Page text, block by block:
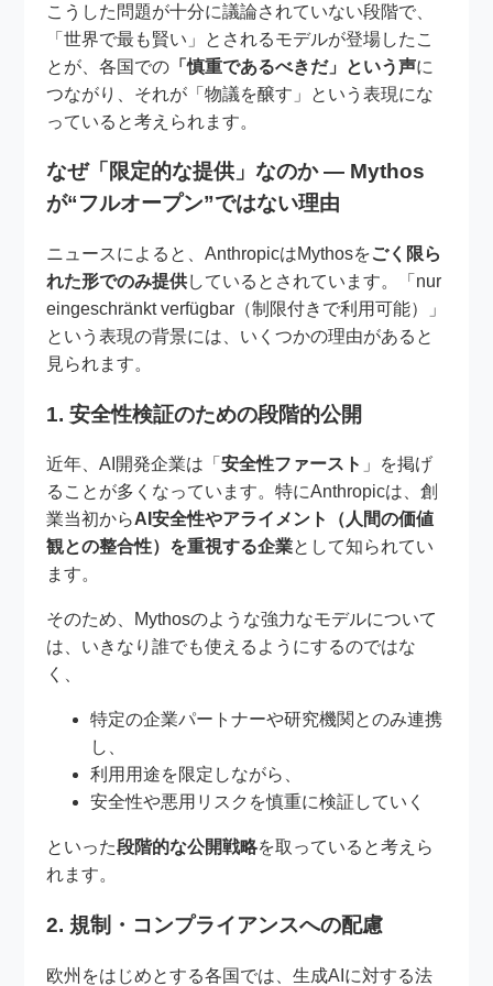
こうした問題が十分に議論されていない段階で、
「世界で最も賢い」とされるモデルが登場したこ
とが、各国での 「慎重であるべきだ」という声に
つながり、それが「物議を醸す」という表現にな
っていると考えられます。
なぜ「限定的な提供」なのか ― Mythos
が“フルオープン”ではない理由
ニュースによると、AnthropicはMythosをごく限ら
れた形でのみ提供しているとされています。「nur
eingeschränkt verfügbar（制限付きで利用可能）」
という表現の背景には、いくつかの理由があると
見られます。
1. 安全性検証のための段階的公開
近年、AI開発企業は「安全性ファースト 」を掲げ
ることが多くなっています。特にAnthropicは、創
業当初からAI安全性やアライメント（人間の価値
観との整合性）を重視する企業として知られてい
ます。
そのため、Mythosのような強力なモデルについて
は、いきなり誰でも使えるようにするのではな
く、
特定の企業パートナーや研究機関とのみ連携
し、
利用用途を限定しながら、
安全性や悪用リスクを慎重に検証していく
といった段階的な公開戦略を取っていると考えら
れます。
2. 規制・コンプライアンスへの配慮
欧州をはじめとする各国では、生成AIに対する法